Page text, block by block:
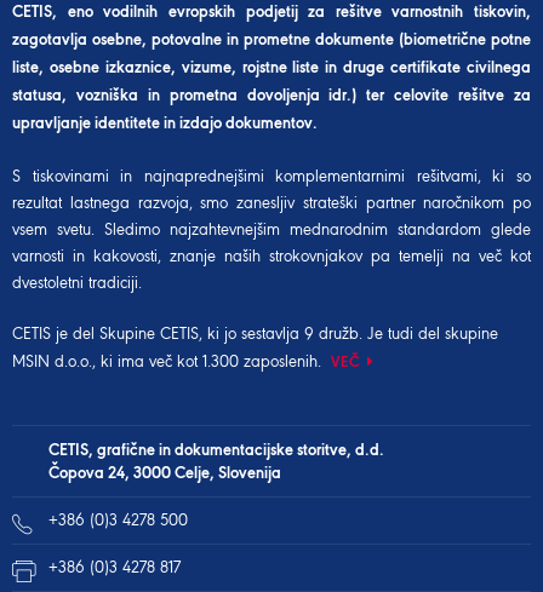
CETIS, eno vodilnih evropskih podjetij za rešitve varnostnih tiskovin,
zagotavlja osebne, potovalne in prometne dokumente (biometrične potne
liste, osebne izkaznice, vizume, rojstne liste in druge certifikate civilnega
statusa, vozniška in prometna dovoljenja idr.) ter celovite rešitve za
upravljanje identitete in izdajo dokumentov.
S tiskovinami in najnaprednejšimi komplementarnimi rešitvami, ki so
rezultat lastnega razvoja, smo zanesljiv strateški partner naročnikom po
vsem svetu. Sledimo najzahtevnejšim mednarodnim standardom glede
varnosti in kakovosti, znanje naših strokovnjakov pa temelji na več kot
dvestoletni tradiciji.
CETIS je del Skupine CETIS, ki jo sestavlja 9 družb. Je tudi del skupine
MSIN d.o.o., ki ima več kot 1.300 zaposlenih. VEČ
CETIS, grafične in dokumentacijske storitve, d.d.
Čopova 24, 3000 Celje, Slovenija
+386 (0)3 4278 500
+386 (0)3 4278 817